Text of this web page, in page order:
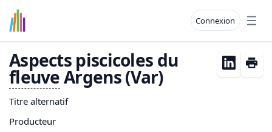
Connexion
Aspects piscicoles du
fleuveArgens (Var)
Titre alternatif
Producteur